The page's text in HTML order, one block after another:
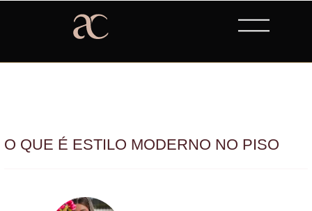
O QUE É ESTILO MODERNO NO PISO